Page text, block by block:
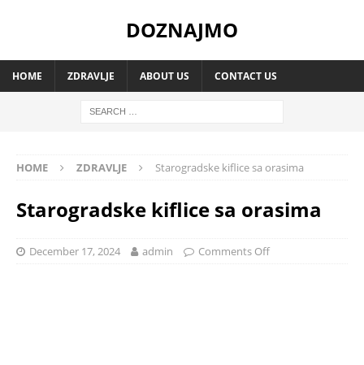
DOZNAJMO
HOME ZDRAVLJE ABOUT US CONTACT US
HOME ZDRAVLJE Starogradske kiflice sa orasima
Starogradske kiflice sa orasima
December 17, 2024 admin Comments Off